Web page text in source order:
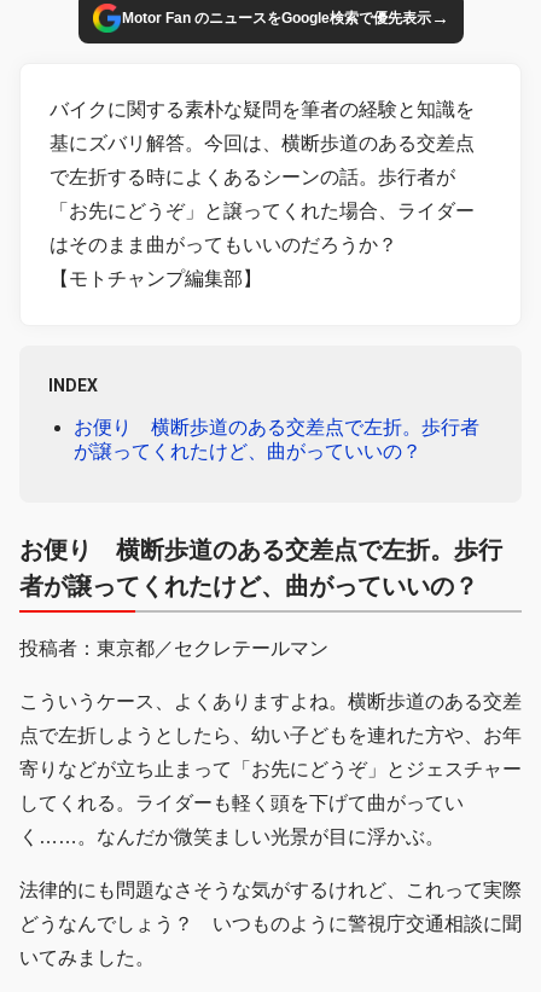
Motor Fan のニュースをGoogle検索で優先表示→
バイクに関する素朴な疑問を筆者の経験と知識を
基にズバリ解答。今回は、横断歩道のある交差点
で左折する時によくあるシーンの話。歩行者が
「お先にどうぞ」と譲ってくれた場合、ライダー
はそのまま曲がってもいいのだろうか？
【モトチャンプ編集部】
INDEX
お便り 横断歩道のある交差点で左折。歩行者
が譲ってくれたけど、曲がっていいの？
お便り 横断歩道のある交差点で左折。歩行
者が譲ってくれたけど、曲がっていいの？
投稿者：東京都／セクレテールマン
こういうケース、よくありますよね。横断歩道のある交差
点で左折しようとしたら、幼い子どもを連れた方や、お年
寄りなどが立ち止まって「お先にどうぞ」とジェスチャー
してくれる。ライダーも軽く頭を下げて曲がってい
く……。なんだか微笑ましい光景が目に浮かぶ。
法律的にも問題なさそうな気がするけれど、これって実際
どうなんでしょう？ いつものように警視庁交通相談に聞
いてみました。